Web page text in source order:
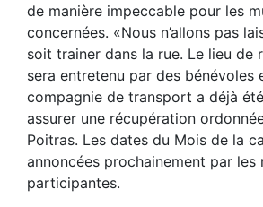
de manière impeccable pour les
concernées. «Nous n’allons pas
soit trainer dans la rue. Le lieu de
sera entretenu par des bénévoles
compagnie de transport a déjà
assurer une récupération
Poitras. Les dates du Mois de la
annoncées prochainement par les
participantes.